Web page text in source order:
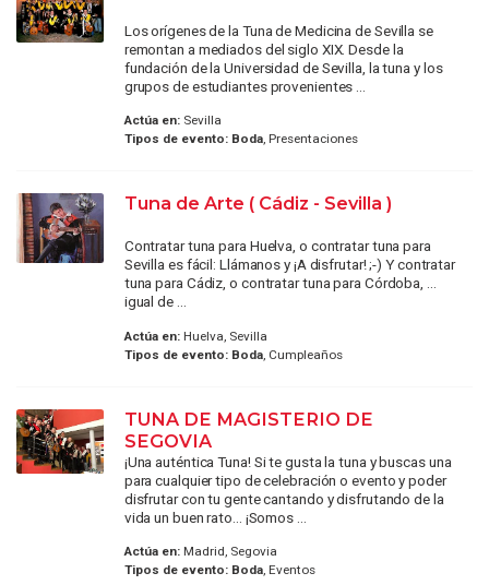
Los orígenes de la Tuna de Medicina de Sevilla se
remontan a mediados del siglo XIX. Desde la
fundación de la Universidad de Sevilla, la tuna y los
grupos de estudiantes provenientes ...
Actúa en:Sevilla
Tipos de evento: Boda, Presentaciones
Tuna de Arte ( Cádiz - Sevilla )
Contratar tuna para Huelva, o contratar tuna para
Sevilla es fácil: Llámanos y ¡A disfrutar! ;-) Y contratar
tuna para Cádiz, o contratar tuna para Córdoba, ...
igual de ...
Actúa en:Huelva, Sevilla
Tipos de evento: Boda, Cumpleaños
TUNA DE MAGISTERIO DE
SEGOVIA
¡Una auténtica Tuna! Si te gusta la tuna y buscas una
para cualquier tipo de celebración o evento y poder
disfrutar con tu gente cantando y disfrutando de la
vida un buen rato... ¡Somos ...
Actúa en:Madrid, Segovia
Tipos de evento: Boda, Eventos